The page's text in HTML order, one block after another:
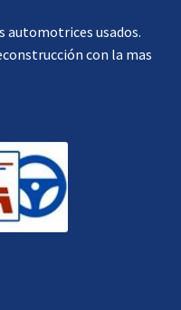
automotrices usados.
con la mas